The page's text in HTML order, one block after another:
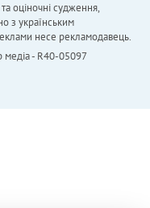
оціночні судження,
з українським
несе рекламодавець.
медіа - R40-05097